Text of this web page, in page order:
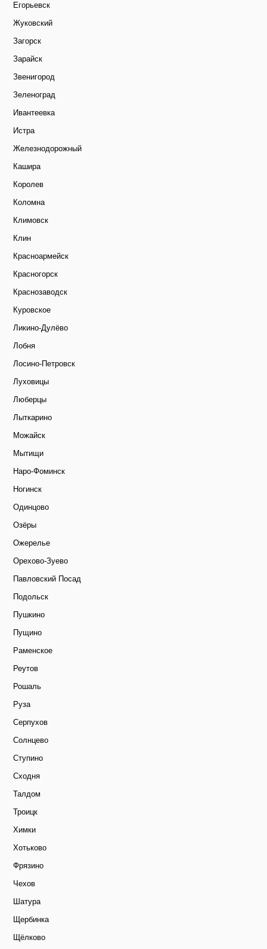
Егорьевск
Жуковский
Загорск
Зарайск
Звенигород
Зеленоград
Ивантеевка
Истра
Железнодорожный
Кашира
Королев
Коломна
Климовск
Клин
Красноармейск
Красногорск
Краснозаводск
Куровское
Ликино-Дулёво
Лобня
Лосино-Петровск
Луховицы
Люберцы
Лыткарино
Можайск
Мытищи
Наро-Фоминск
Ногинск
Одинцово
Озёры
Ожерелье
Орехово-Зуево
Павловский Посад
Подольск
Пушкино
Пущино
Раменское
Реутов
Рошаль
Руза
Серпухов
Солнцево
Ступино
Сходня
Талдом
Троицк
Химки
Хотьково
Фрязино
Чехов
Шатура
Щербинка
Щёлково